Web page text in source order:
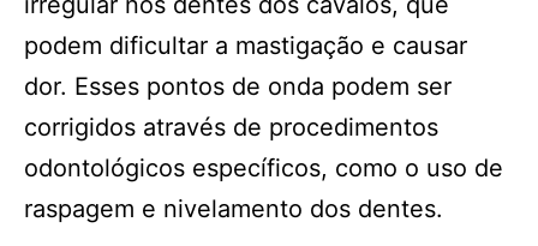
podem dificultar a mastigação e causar
dor. Esses pontos de onda podem ser
corrigidos através de procedimentos
odontológicos específicos, como o uso de
raspagem e nivelamento dos dentes.